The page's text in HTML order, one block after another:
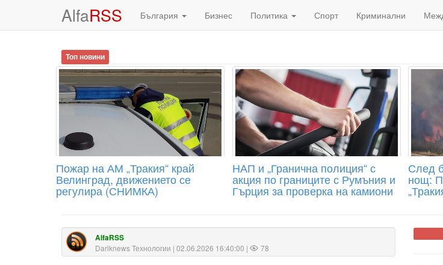
AlfaRSS България Бизнес Политика Спорт Криминални
Топ новини
Пожар на АМ „Тракия“ край
Велинград, движението се
регулира (СНИМКА)
НАП и „Гранична полиция“ с
акция по границите с Румъния и
Гърция за проверка на камиони
След
нощ:
AlfaRSS
Dariknews Технологии | 02.06.2026 16:40:00 | 78